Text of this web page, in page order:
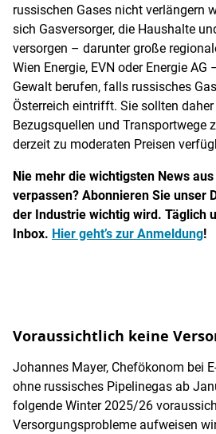
russischen Gases nicht verlängern
sich Gasversorger, die Haushalte
versorgen – darunter große
Wien Energie, EVN oder Energie
Gewalt berufen, falls russisches
Österreich eintrifft. Sie sollten
Bezugsquellen und Transportwege
derzeit zu moderaten Preisen
Nie mehr die wichtigsten News
verpassen? Abonnieren Sie unser
der Industrie wichtig wird. Täglich
Inbox. Hier geht’s zur Anmeldung!
Voraussichtlich keine
Johannes Mayer, Chefökonom bei
ohne russisches Pipelinegas ab
folgende Winter 2025/26
Versorgungsprobleme aufweisen